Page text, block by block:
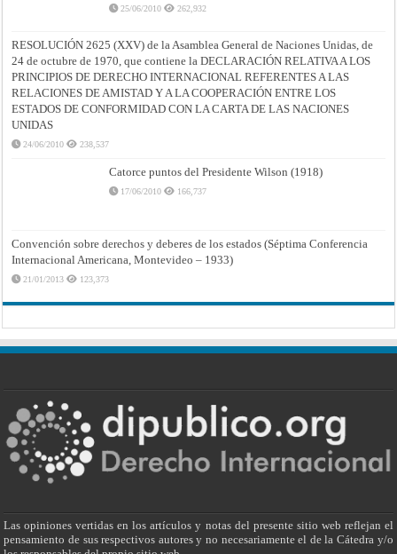
25/06/2010 262,932
RESOLUCIÓN 2625 (XXV) de la Asamblea General de Naciones Unidas, de
24 de octubre de 1970, que contiene la DECLARACIÓN RELATIVA A LOS
PRINCIPIOS DE DERECHO INTERNACIONAL REFERENTES A LAS
RELACIONES DE AMISTAD Y A LA COOPERACIÓN ENTRE LOS
ESTADOS DE CONFORMIDAD CON LA CARTA DE LAS NACIONES
UNIDAS
24/06/2010 238,537
Catorce puntos del Presidente Wilson (1918)
17/06/2010 166,737
Convención sobre derechos y deberes de los estados (Séptima Conferencia
Internacional Americana, Montevideo – 1933)
21/01/2013 123,373
Las opiniones vertidas en los artículos y notas del presente sitio web reflejan el
pensamiento de sus respectivos autores y no necesariamente el de la Cátedra y/o